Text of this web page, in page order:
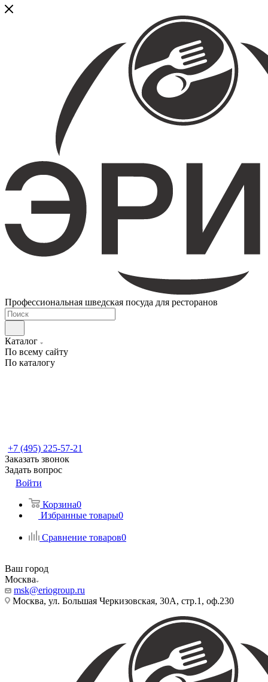
Профессиональная шведская посуда для ресторанов
Каталог
По всему сайту
По каталогу
+7 (495) 225-57-21
Заказать звонок
Задать вопрос
Войти
Корзина0
Избранные товары0
Сравнение товаров0
Ваш город
Москва
msk@eriogroup.ru
Москва, ул. Большая Черкизовская, 30А, стр.1, оф.230